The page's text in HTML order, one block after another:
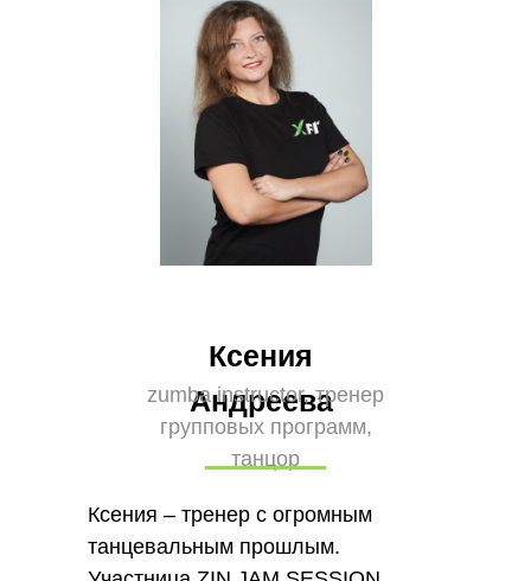
Ксения
Андреева
zumba instructor, тренер
групповых программ,
танцор
Ксения – тренер с огромным
танцевальным прошлым.